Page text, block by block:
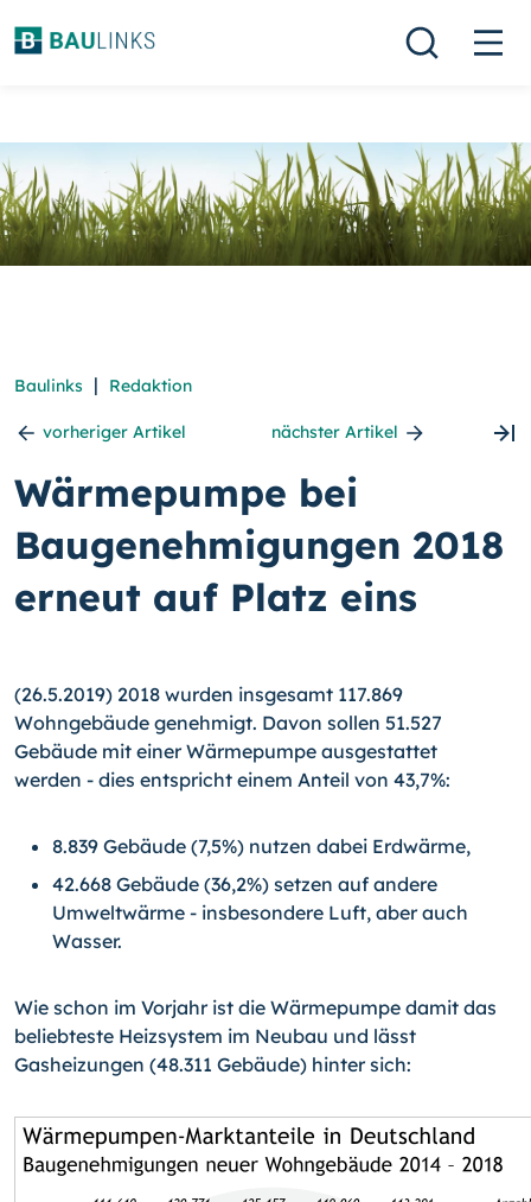
Baulinks | Redaktion
vorheriger Artikel nächster Artikel
Wärmepumpe bei
Baugenehmigungen 2018
erneut auf Platz eins
(26.5.2019) 2018 wurden insgesamt 117.869
Wohngebäude genehmigt. Davon sollen 51.527
Gebäude mit einer Wärmepumpe ausgestattet
werden - dies entspricht einem Anteil von 43,7%:
8.839 Gebäude (7,5%) nutzen dabei Erdwärme,
42.668 Gebäude (36,2%) setzen auf andere
Umweltwärme - insbesondere Luft, aber auch
Wasser.
Wie schon im Vorjahr ist die Wärmepumpe damit das
beliebteste Heizsystem im Neubau und lässt
Gasheizungen (48.311 Gebäude) hinter sich: